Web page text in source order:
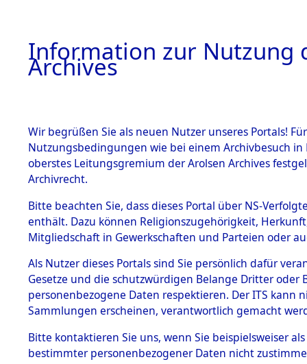
BESTÄNDE
1.
mente
5. Verschiedenes
5.3
Todesmärsche
5.3.1 Alliierte
Erhebungen
zu
Taxöldern
Information zur Nutzung
Archives
Wir begrüßen Sie als neuen Nutzer unseres Portals!
Nutzungsbedingungen wie bei einem Archivbesuch
oberstes Leitungsgremium der Arolsen Archives
Archivrecht.
Bitte beachten Sie, dass dieses Portal über NS-
enthält. Dazu können Religionszugehörigkeit,
Mitgliedschaft in Gewerkschaften und Parteien oder
Als Nutzer dieses Portals sind Sie persönlich dafür
Gesetze und die schutzwürdigen Belange Dritter
personenbezogene Daten respektieren. Der ITS
Sammlungen erscheinen, verantwortlich gemacht
Bitte kontaktieren Sie uns, wenn Sie beispielsweiser
bestimmter personenbezogener Daten nicht